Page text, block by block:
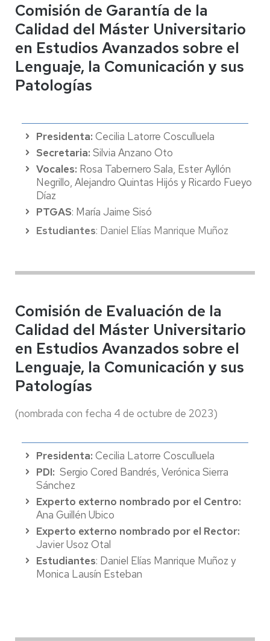
Comisión de Garantía de la
Calidad del Máster Universitario
en Estudios Avanzados sobre el
Lenguaje, la Comunicación y sus
Patologías
Presidenta: Cecilia Latorre Cosculluela
Secretaria: Silvia Anzano Oto
Vocales: Rosa Tabernero Sala, Ester Ayllón
Negrillo, Alejandro Quintas Hijós y Ricardo Fueyo
Díaz
PTGAS: María Jaime Sisó
Estudiantes: Daniel Elías Manrique Muñoz
Comisión de Evaluación de la
Calidad del Máster Universitario
en Estudios Avanzados sobre el
Lenguaje, la Comunicación y sus
Patologías
(nombrada con fecha 4 de octubre de 2023)
Presidenta: Cecilia Latorre Cosculluela
PDI: Sergio Cored Bandrés, Verónica Sierra
Sánchez
Experto externo nombrado por el Centro:
Ana Guillén Ubico
Experto externo nombrado por el Rector:
Javier Usoz Otal
Estudiantes: Daniel Elías Manrique Muñoz y
Monica Lausín Esteban